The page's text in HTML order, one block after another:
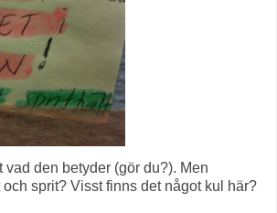
vad den betyder (gör du?). Men
sprit? Visst finns det något kul här?